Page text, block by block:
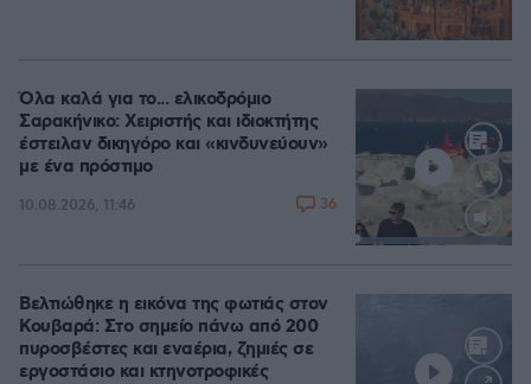
Loaded
Όλα καλά για το... ελικοδρόμιο
Σαρακήνικο: Χειριστής και ιδιοκτήτης
έστειλαν δικηγόρο και «κινδυνεύουν»
με ένα πρόστιμο
10.08.2026, 11:46 36
Βελτιώθηκε η εικόνα της φωτιάς στον
Κουβαρά: Στο σημείο πάνω από 200
πυροσβέστες και εναέρια, ζημιές σε
εργοστάσιο και κτηνοτροφικές